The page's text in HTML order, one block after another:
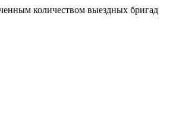
количеством выездных бригад